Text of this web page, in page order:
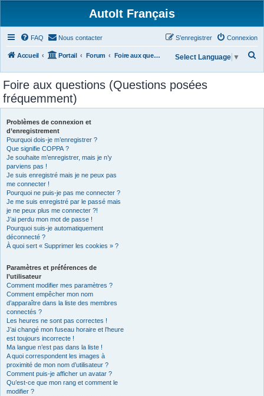
AutoIt Français
FAQ Nous contacter Connexion
S’enregistrer
Accueil Portail Forum Foire aux questions (Questions posées fréquemment) Select Language ▼
Foire aux questions (Questions posées
fréquemment)
Problèmes de connexion et
d’enregistrement
Pourquoi dois-je m’enregistrer ?
Que signifie COPPA ?
Je souhaite m’enregistrer, mais je n’y
parviens pas !
Je suis enregistré mais je ne peux pas
me connecter !
Pourquoi ne puis-je pas me connecter ?
Je me suis enregistré par le passé mais
je ne peux plus me connecter ?!
J’ai perdu mon mot de passe !
Pourquoi suis-je automatiquement
déconnecté ?
À quoi sert « Supprimer les cookies » ?
Paramètres et préférences de
l’utilisateur
Comment modifier mes paramètres ?
Comment empêcher mon nom
d’apparaître dans la liste des membres
connectés ?
Les heures ne sont pas correctes !
J’ai changé mon fuseau horaire et l’heure
est toujours incorrecte !
Ma langue n’est pas dans la liste !
A quoi correspondent les images à
proximité de mon nom d’utilisateur ?
Comment puis-je afficher un avatar ?
Qu’est-ce que mon rang et comment le
modifier ?